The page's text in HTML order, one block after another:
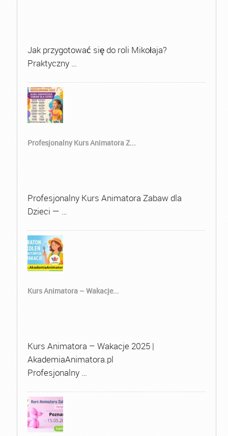
Jak przygotować się do roli Mikołaja?
Praktyczny …
Profesjonalny Kurs Animatora Z...
Profesjonalny Kurs Animatora Zabaw dla
Dzieci — …
Kurs Animatora – Wakacje...
Kurs Animatora – Wakacje 2025 |
AkademiaAnimatora.pl
Profesjonalny …